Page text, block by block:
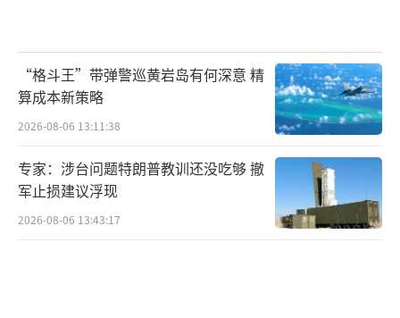
“格斗王”带弹警巡黄岩岛有何深意 精
算成本新策略
2026-08-06 13:11:38
专家：涉台问题特朗普教训还没吃够 撤
军止损建议浮现
2026-08-06 13:43:17